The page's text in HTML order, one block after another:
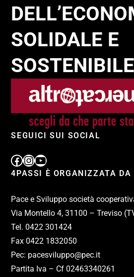
SOLIDALE E
SOSTENIBILE
SEGUICI SUI SOCIAL
4PASSI È ORGANIZZATA DA
Pace e Sviluppo società
Via Montello 4, 31100 – Treviso
Tel. 0422 301424
Fax 0422 1832050
Pec: pacesviluppo@pec.it
Partita Iva – Cf 02463340261